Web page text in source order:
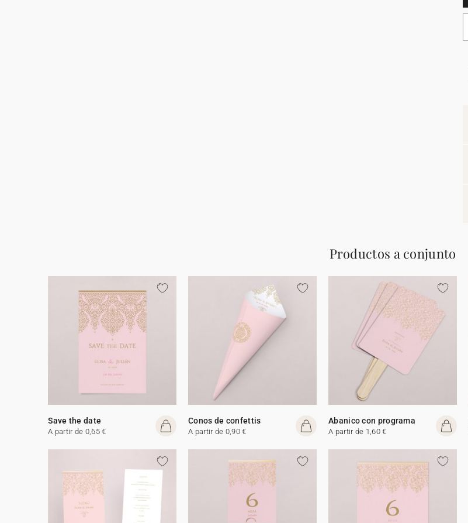
Productos a conjunto
Save the date
A partir de 0,65 €
Conos de confettis
A partir de 0,90 €
Abanico con programa
A partir de 1,60 €